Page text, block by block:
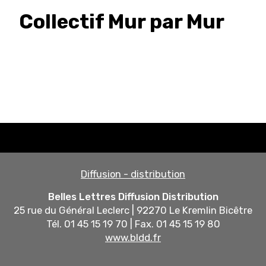
Collectif Mur par Mur
Diffusion - distribution
Belles Lettres Diffusion Distribution
25 rue du Général Leclerc | 92270 Le Kremlin Bicêtre
Tél. 01 45 15 19 70 | Fax. 01 45 15 19 80
www.bldd.fr